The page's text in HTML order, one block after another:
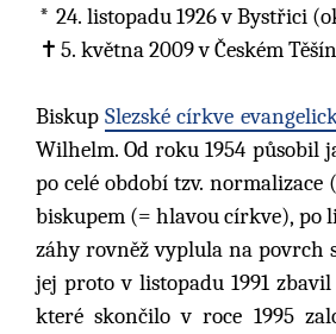
24. listopadu 1926v Bystřici
5. května 2009v Českém
BiskupSlezské církve
Wilhelm. Od roku 1954 působil
po celé období tzv.
biskupem (= hlavou církve), po
záhy rovněž vyplula na povrch
jej proto v listopadu 1991
které skončilo v roce 1995